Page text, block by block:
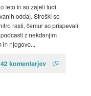
leto in so zajeli tudi
oddaj. Stroški so
rasli, čemur so prispevali
z nekdanjim
in njegovo...
42 komentarjev